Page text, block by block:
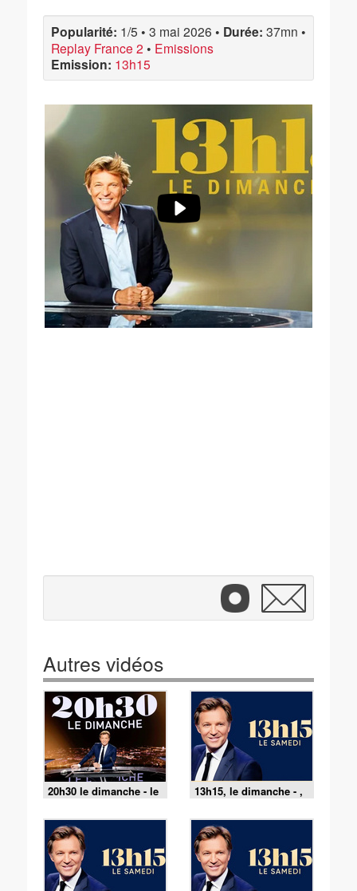
Popularité: 1/5 • 3 mai 2026 • Durée: 37mn •
Replay France 2 • Emissions
Emission: 13h15
Autres vidéos
20h30 le dimanche - le
dimanche
13h15, le dimanche - ,
le dimanche